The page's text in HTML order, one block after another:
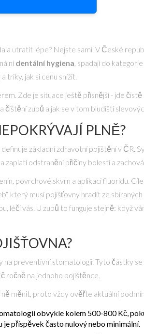
utratit lépe? Nejste sami. V České
dentální hygiena , spadají do
triky, jak si cenu snížit.
. Zde je situace ještě přísnější - jde
zubů a jak se v tom bludišti
PLNĚ?
základní zdravotní pojištěnív ČR.
odstranění příčiny bolesti a
povrchové skvrn a aplikaci fluoridu.
který musí pojišťovny hradit ze
vás. U zubů to funguje stejně: když
na preventivní stomatologii. Tyto částky
ročně na jednoho pojištěnce.
měnit, proto vždy ověřte aktuální
obvykle kolem 500-800 Kč,
příspěvek často nulový nebo minimální.